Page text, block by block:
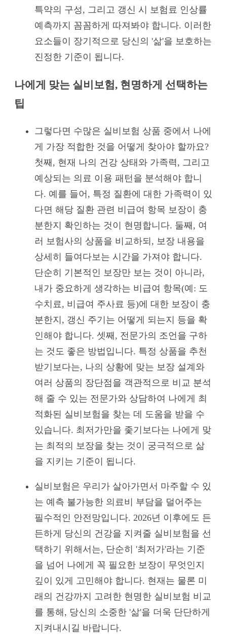
특약의 구성, 그리고 갱신 시 보험료 인상률
예측까지 꼼꼼하게 따져봐야 합니다. 이러한
요소들이 장기적으로 당신의 '삶'을 보호하는
진정한 기준이 됩니다.
나에게 맞는 실비보험, 현명하게 선택하는
팁
그렇다면 수많은 실비보험 상품 중에서 나에
게 가장 적합한 것을 어떻게 찾아야 할까요?
첫째, 현재 나의 건강 상태와 가족력, 그리고
예상되는 의료 이용 패턴을 분석해야 합니
다. 예를 들어, 특정 질환에 대한 가족력이 있
다면 해당 질환 관련 비급여 항목 보장이 충
분한지 확인하는 것이 현명합니다. 둘째, 여
러 보험사의 상품을 비교하되, 보장 내용을
상세히 들여다보는 시간을 가져야 합니다.
단순히 기본적인 보장만 보는 것이 아니라,
내가 중요하게 생각하는 비급여 항목(예: 도
수치료, 비급여 주사료 등)에 대한 보장이 충
분한지, 갱신 주기는 어떻게 되는지 등을 확
인해야 합니다. 셋째, 전문가의 조언을 구하
는 것도 좋은 방법입니다. 특정 상품을 추천
받기보다는, 나의 상황에 맞는 보장 설계와
여러 상품의 장단점을 객관적으로 비교 분석
해 줄 수 있는 전문가와 상담하여 나에게 최
적화된 실비보험을 찾는 데 도움을 받을 수
있습니다. 최저가만을 좇기보다는 나에게 맞
는 최적의 보장을 찾는 것이 궁극적으로 삶
을 지키는 기준이 됩니다.
실비보험은 우리가 살아가면서 마주할 수 있
는 예측 불가능한 의료비 부담을 덜어주는
필수적인 안전망입니다. 2026년 이후에도 든
든하게 당신의 건강을 지켜줄 실비보험을 선
택하기 위해서는, 단순히 '최저가'라는 기준
을 넘어 나에게 꼭 필요한 보장이 무엇인지
깊이 있게 고민해야 합니다. 현재는 물론 미
래의 건강까지 고려한 현명한 실비보험 비교
를 통해, 당신의 소중한 '삶'을 더욱 단단하게
지켜내시길 바랍니다.